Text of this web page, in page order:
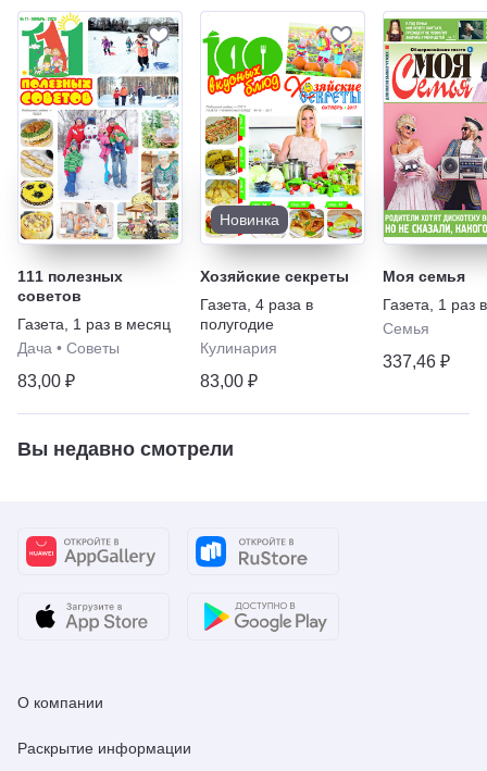
111 полезных
советов
Газета
1 раз в месяц
Дача • Советы
83,00 ₽
Новинка
Хозяйские секреты
Газета 4 раза в
полугодие
Кулинария
83,00 ₽
Моя семья
Газета
1 раз
Семья
337,46 ₽
Вы недавно смотрели
О компании
Раскрытие информации